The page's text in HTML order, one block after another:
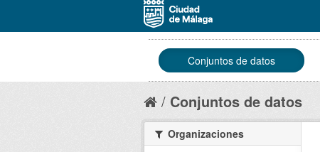
Conjuntos de datos
Conjuntos de datos
Organizaciones